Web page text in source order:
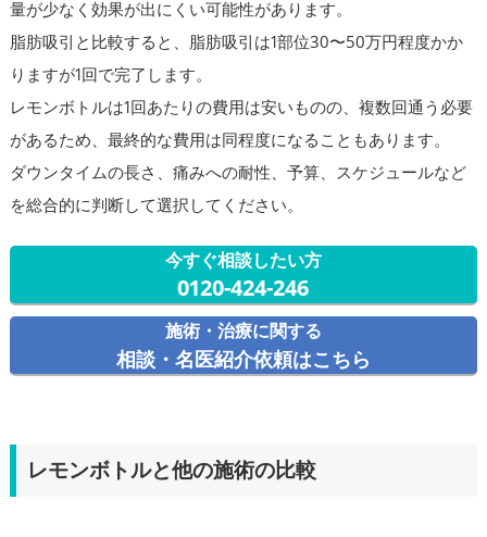
量が少なく効果が出にくい可能性があります。
脂肪吸引と比較すると、脂肪吸引は1部位30〜50万円程度かか
りますが1回で完了します。
レモンボトルは1回あたりの費用は安いものの、複数回通う必要
があるため、最終的な費用は同程度になることもあります。
ダウンタイムの長さ、痛みへの耐性、予算、スケジュールなど
を総合的に判断して選択してください。
今すぐ相談したい方
0120-424-246
施術・治療に関する
相談・名医紹介依頼はこちら
レモンボトルと他の施術の比較